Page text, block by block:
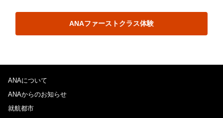
ANAファーストクラス体験
ANAについて
ANAからのお知らせ
就航都市